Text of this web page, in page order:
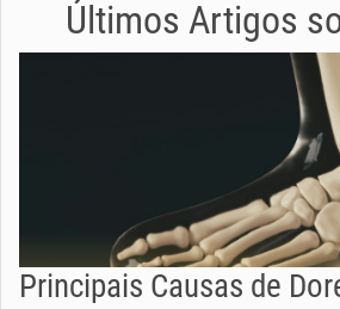
Últimos Artigos
Principais Causas de